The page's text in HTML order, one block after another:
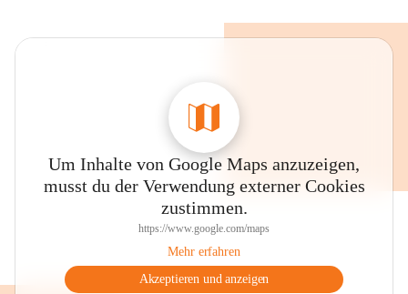
Um Inhalte von Google Maps anzuzeigen,
musst du der Verwendung externer Cookies
zustimmen.
https://www.google.com/maps
Mehr erfahren
Akzeptieren und anzeigen